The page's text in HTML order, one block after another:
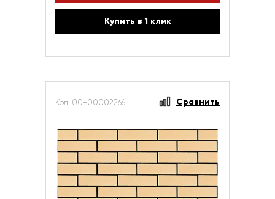
Купить в 1 клик
Код: 00-00002266 Сравнить